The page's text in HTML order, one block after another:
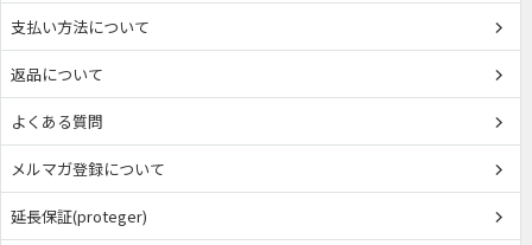
支払い方法について
返品について
よくある質問
メルマガ登録について
延長保証(proteger)